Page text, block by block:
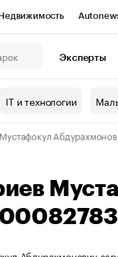
контрагентов
Эксперты
IT и технологии